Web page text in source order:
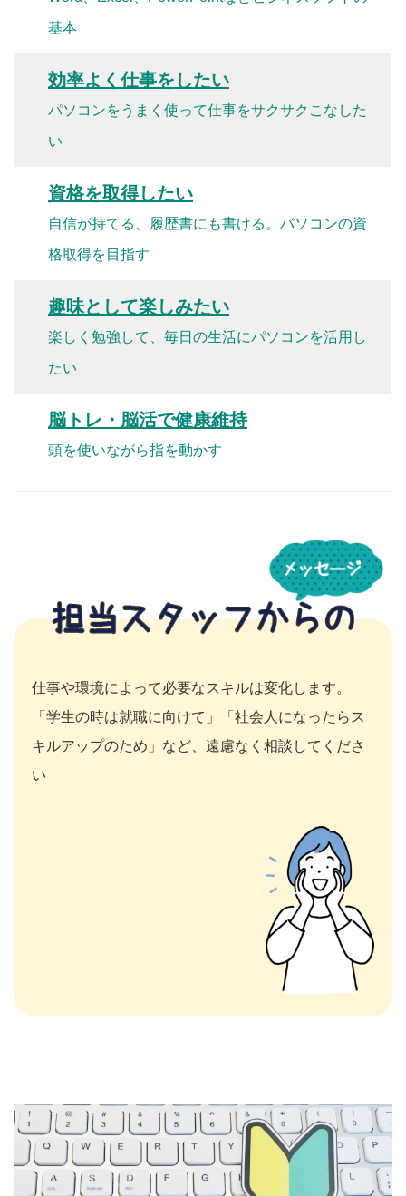
基本
効率よく仕事をしたい
パソコンをうまく使って仕事をサクサクこなした
い
資格を取得したい
自信が持てる、履歴書にも書ける。パソコンの資
格取得を目指す
趣味として楽しみたい
楽しく勉強して、毎日の生活にパソコンを活用し
たい
脳トレ・脳活で健康維持
頭を使いながら指を動かす
仕事や環境によって必要なスキルは変化します。
「学生の時は就職に向けて」「社会人になったらス
キルアップのため」など、遠慮なく相談してくださ
い